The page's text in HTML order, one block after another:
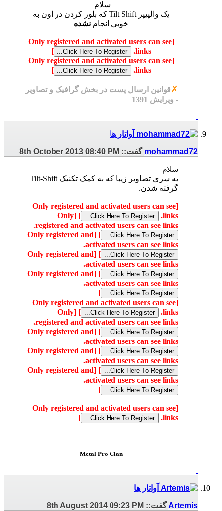
سلام
یک والپیپر Tilt Shift که بلور کردن در اون به
خوبی انجام نشده
[Only registered and activated users can see
links.
]
[Only registered and activated users can see
links.
]
✗قوانین ارسال پست در بخش گرافیک و تصاویر
- ویرایش 1391
mohammad72 گفت:: 8th October 2013 08:40 PM
سلام
یه سری تصاویر زیبا که به کمک تکنیک Tilt-Shift
گرفته شدن.
[Only registered and activated users can see
links.
]
[Only
registered and activated users can see links.
]
[Only registered and
activated users can see links.
]
[Only registered and
activated users can see links.
]
[Only registered and
activated users can see links.
]
[Only registered and activated users can see
links.
]
[Only
registered and activated users can see links.
]
[Only registered and
activated users can see links.
]
[Only registered and
activated users can see links.
]
[Only registered and
activated users can see links.
]
[Only registered and activated users can see
links.
]
Metal Pro Clan
Artemis گفت:: 8th August 2014 09:23 PM